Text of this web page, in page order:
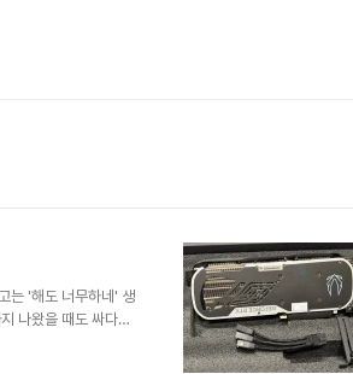
는 '해도 너무하네' 생
나왔을 때도 싸다는
채굴 열풍이 일어나